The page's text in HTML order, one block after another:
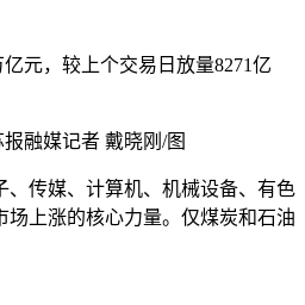
亿元，较上个交易日放量8271亿
融媒记者 戴晓刚/图
、传媒、计算机、机械设备、有色
场上涨的核心力量。仅煤炭和石油